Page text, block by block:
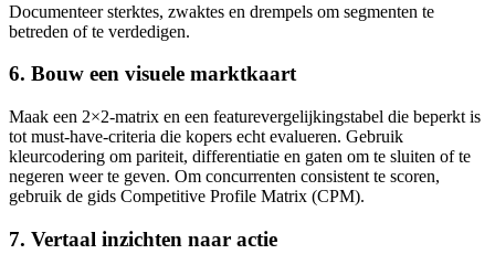
Documenteer sterktes, zwaktes en drempels om segmenten te
betreden of te verdedigen.
6. Bouw een visuele marktkaart
Maak een 2×2-matrix en een featurevergelijkingstabel die beperkt is
tot must-have-criteria die kopers echt evalueren. Gebruik
kleurcodering om pariteit, differentiatie en gaten om te sluiten of te
negeren weer te geven. Om concurrenten consistent te scoren,
gebruik de gids Competitive Profile Matrix (CPM).
7. Vertaal inzichten naar actie